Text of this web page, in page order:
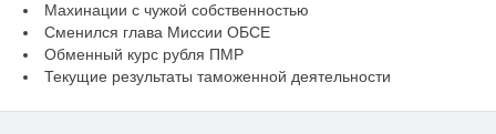
Махинации с чужой собственностью
Сменился глава Миссии ОБСЕ
Обменный курс рубля ПМР
Текущие результаты таможенной деятельности